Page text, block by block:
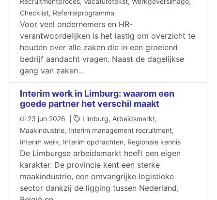
Checklist, Referralprogramma
Voor veel ondernemers en HR-
verantwoordelijken is het lastig om overzicht te
houden over alle zaken die in een groeiend
bedrijf aandacht vragen. Naast de dagelijkse
gang van zaken...
Interim werk in Limburg: waarom een
goede partner het verschil maakt
di 23 jun 2026 |
Limburg, Arbeidsmarkt,
Maakindustrie, Interim management recruitment,
Interim werk, Interim opdrachten, Regionale kennis
De Limburgse arbeidsmarkt heeft een eigen
karakter. De provincie kent een sterke
maakindustrie, een omvangrijke logistieke
sector dankzij de ligging tussen Nederland,